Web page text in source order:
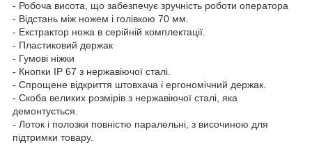
- Робоча висота, що забезпечує зручність роботи оператора
- Відстань між ножем і голівкою 70 мм.
- Екстрактор ножа в серійній комплектації.
- Пластиковий держак
- Гумові ніжки
- Кнопки IP 67 з нержавіючої сталі.
- Спрощене відкриття штовхача і ергономічний держак.
- Скоба великих розмірів з нержавіючої сталі, яка
демонтується.
- Лоток і полозки повністю паралельні, з височиною для
підтримки товару.